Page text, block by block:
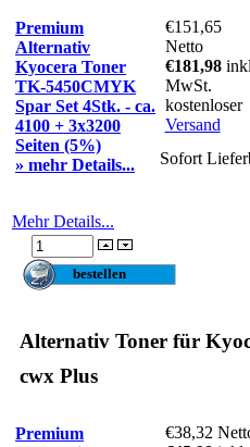
Premium
Alternativ
Kyocera Toner
TK-5450CMYK
Spar Set 4Stk. - ca.
4100 + 3x3200
Seiten (5%)
» mehr Details...
€151,65
Netto
€181,98
MwSt.
kostenloser
Versand
Sofort
Mehr Details...
Alternativ Toner für
cwx Plus
Premium
€38,32